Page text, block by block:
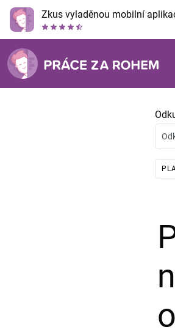
Zkus vyladěnou mobilní